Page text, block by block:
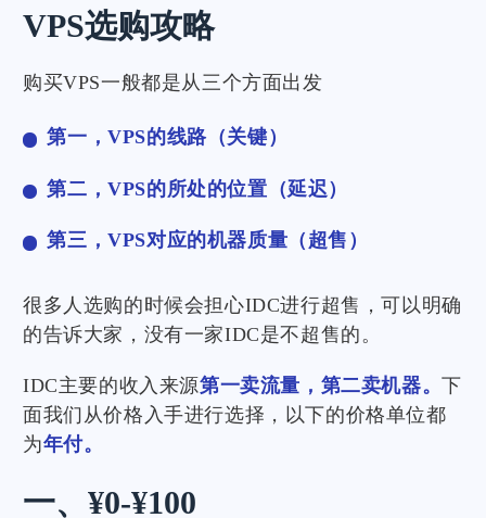
VPS选购攻略
购买VPS一般都是从三个方面出发
第一，VPS的线路（关键）
第二，VPS的所处的位置（延迟）
第三，VPS对应的机器质量（超售）
很多人选购的时候会担心IDC进行超售，可以明确
的告诉大家，没有一家IDC是不超售的。
IDC主要的收入来源第一卖流量，第二卖机器。下
面我们从价格入手进行选择，以下的价格单位都
为年付。
一、¥0-¥100